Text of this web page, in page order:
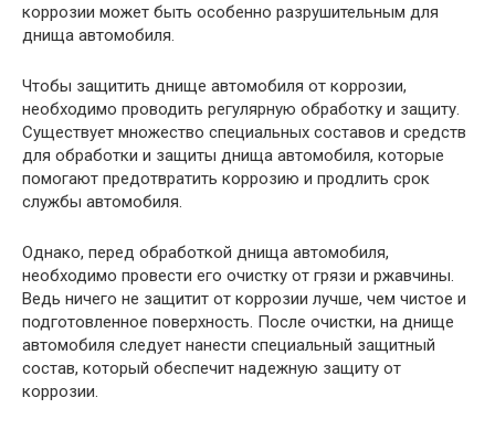
коррозии может быть особенно разрушительным для
днища автомобиля.
Чтобы защитить днище автомобиля от коррозии,
необходимо проводить регулярную обработку и защиту.
Существует множество специальных составов и средств
для обработки и защиты днища автомобиля, которые
помогают предотвратить коррозию и продлить срок
службы автомобиля.
Однако, перед обработкой днища автомобиля,
необходимо провести его очистку от грязи и ржавчины.
Ведь ничего не защитит от коррозии лучше, чем чистое и
подготовленное поверхность. После очистки, на днище
автомобиля следует нанести специальный защитный
состав, который обеспечит надежную защиту от
коррозии.